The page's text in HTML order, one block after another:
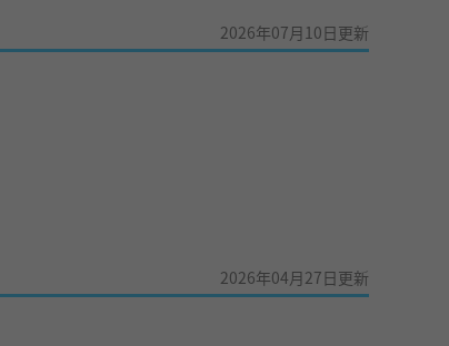
2026年07月10日更新
2026年04月27日更新